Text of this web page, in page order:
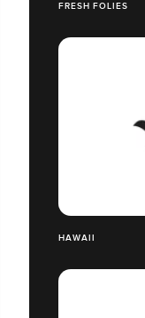
FRESH FOLIES
HAWAII